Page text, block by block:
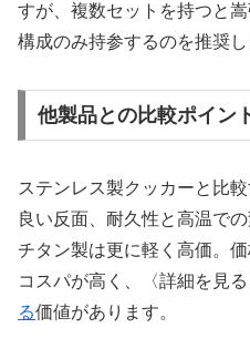
すが、複数セットを持つと
構成のみ持参するのを推奨し
他製品との比較ポイン
ステンレス製クッカーと比
良い反面、耐久性と高温で
チタン製は更に軽く高価。
コスパが高く、〈詳細を見
る価値があります。